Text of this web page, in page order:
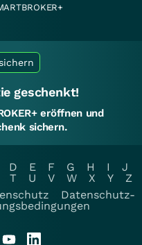
geschenkt!
eröffnen und
sichern.
D E F G H I
J
T U V W X Y
Z
Datenschutz-